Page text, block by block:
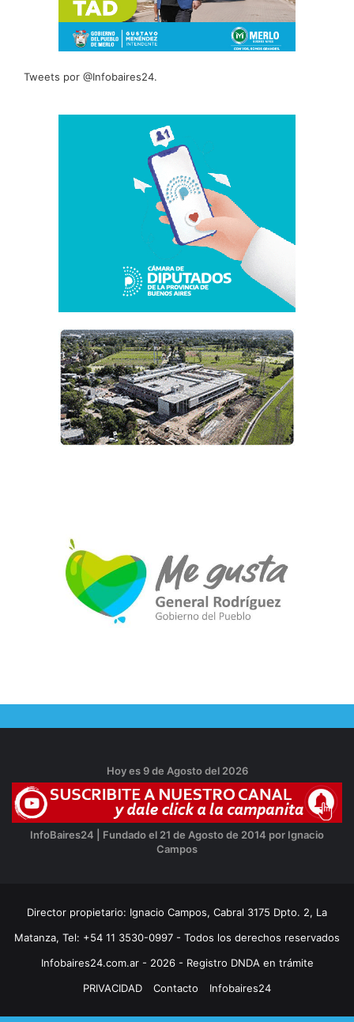
Tweets por @Infobaires24.
Hoy es 9 de Agosto del 2026
InfoBaires24 | Fundado el 21 de Agosto de 2014 por Ignacio
Campos
Director propietario: Ignacio Campos, Cabral 3175 Dpto. 2, La
Matanza, Tel: +54 11 3530-0997 - Todos los derechos reservados
Infobaires24.com.ar - 2026 - Registro DNDA en trámite
PRIVACIDAD
Contacto Infobaires24